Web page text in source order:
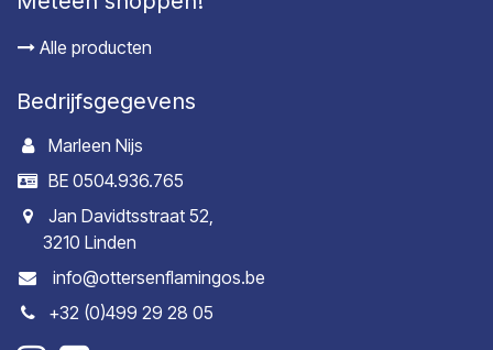
Alle producten
Bedrijfsgegevens
Marleen Nijs
BE 0504.936.765
Jan Davidtsstraat 52,
3210 Linden
info@ottersenflamingos.be
+32 (0)499 29 28 05